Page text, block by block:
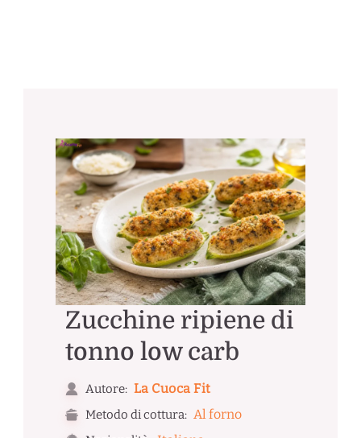
Zucchine ripiene di
tonno low carb
Autore: La Cuoca Fit
Metodo di cottura: Al forno